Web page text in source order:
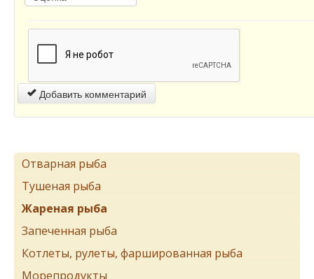
Добавить комментарий
Отварная рыба
Тушеная рыба
Жареная рыба
Запеченная рыба
Котлеты, рулеты, фаршированная рыба
Морепродукты